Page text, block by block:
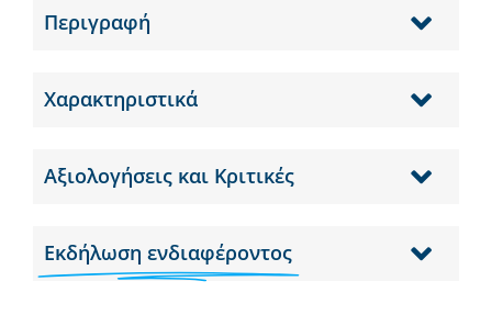
Περιγραφή
Χαρακτηριστικά
Αξιολογήσεις και Κριτικές
Εκδήλωση ενδιαφέροντος